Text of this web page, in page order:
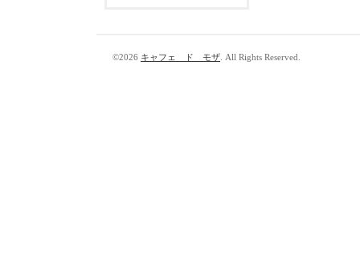
©2026 キャフェ ド モザ . All Rights Reserved.